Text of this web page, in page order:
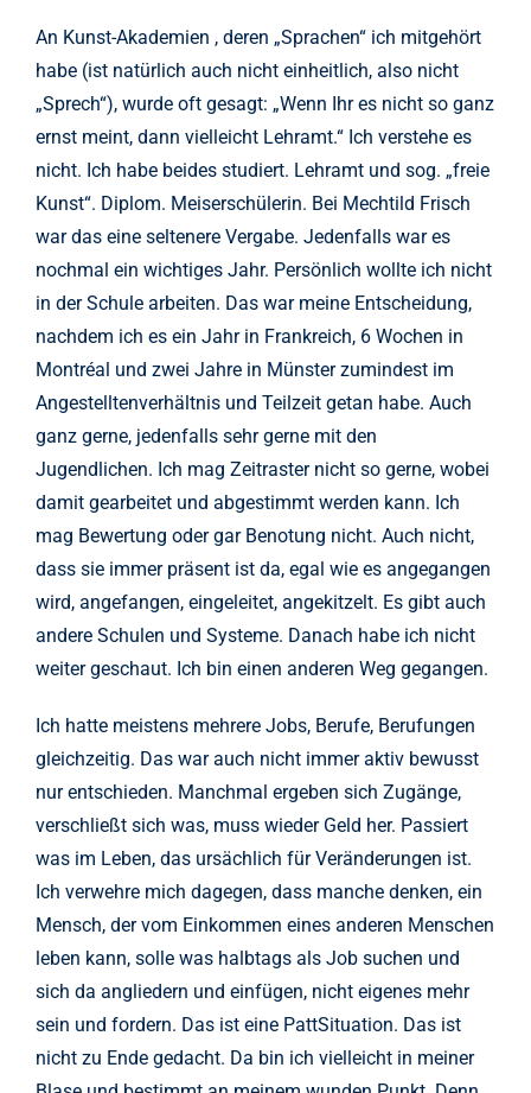
An Kunst-Akademien , deren „Sprachen“ ich mitgehört
habe (ist natürlich auch nicht einheitlich, also nicht
„Sprech“), wurde oft gesagt: „Wenn Ihr es nicht so ganz
ernst meint, dann vielleicht Lehramt.“ Ich verstehe es
nicht. Ich habe beides studiert. Lehramt und sog. „freie
Kunst“. Diplom. Meiserschülerin. Bei Mechtild Frisch
war das eine seltenere Vergabe. Jedenfalls war es
nochmal ein wichtiges Jahr. Persönlich wollte ich nicht
in der Schule arbeiten. Das war meine Entscheidung,
nachdem ich es ein Jahr in Frankreich, 6 Wochen in
Montréal und zwei Jahre in Münster zumindest im
Angestelltenverhältnis und Teilzeit getan habe. Auch
ganz gerne, jedenfalls sehr gerne mit den
Jugendlichen. Ich mag Zeitraster nicht so gerne, wobei
damit gearbeitet und abgestimmt werden kann. Ich
mag Bewertung oder gar Benotung nicht. Auch nicht,
dass sie immer präsent ist da, egal wie es angegangen
wird, angefangen, eingeleitet, angekitzelt. Es gibt auch
andere Schulen und Systeme. Danach habe ich nicht
weiter geschaut. Ich bin einen anderen Weg gegangen.
Ich hatte meistens mehrere Jobs, Berufe, Berufungen
gleichzeitig. Das war auch nicht immer aktiv bewusst
nur entschieden. Manchmal ergeben sich Zugänge,
verschließt sich was, muss wieder Geld her. Passiert
was im Leben, das ursächlich für Veränderungen ist.
Ich verwehre mich dagegen, dass manche denken, ein
Mensch, der vom Einkommen eines anderen Menschen
leben kann, solle was halbtags als Job suchen und
sich da angliedern und einfügen, nicht eigenes mehr
sein und fordern. Das ist eine PattSituation. Das ist
nicht zu Ende gedacht. Da bin ich vielleicht in meiner